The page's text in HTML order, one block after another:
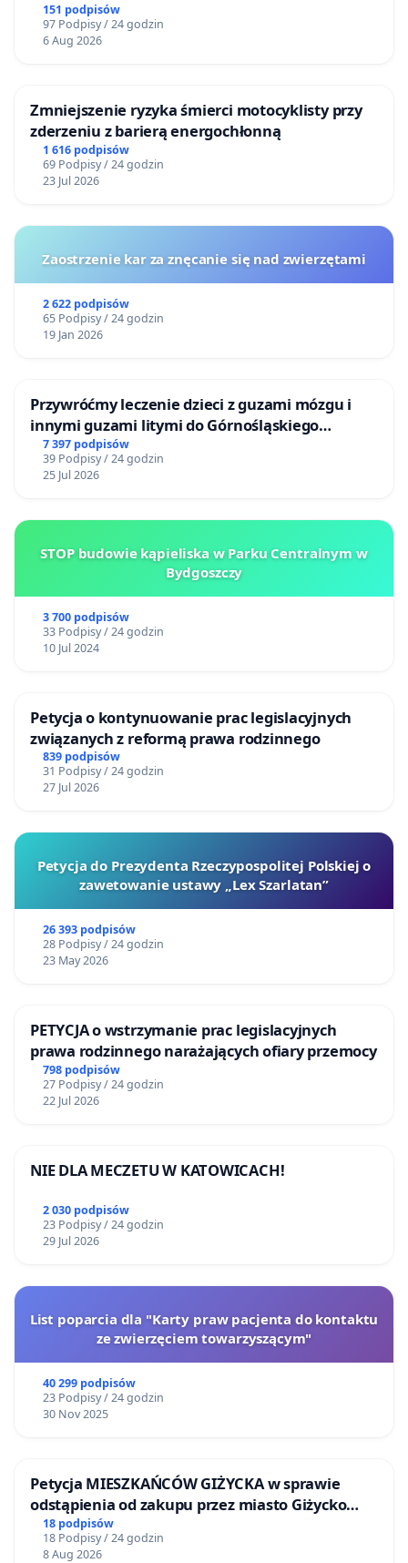
151 podpisów
97 Podpisy / 24 godzin
6 Aug 2026
Zmniejszenie ryzyka śmierci motocyklisty przy
zderzeniu z barierą energochłonną
1 616 podpisów
69 Podpisy / 24 godzin
23 Jul 2026
Zaostrzenie kar za znęcanie się nad zwierzętami
2 622 podpisów
65 Podpisy / 24 godzin
19 Jan 2026
Przywróćmy leczenie dzieci z guzami mózgu i
innymi guzami litymi do Górnośląskiego
Centrum Zdrowia Dziecka w Katowicach
7 397 podpisów
39 Podpisy / 24 godzin
25 Jul 2026
STOP budowie kąpieliska w Parku Centralnym w
Bydgoszczy
3 700 podpisów
33 Podpisy / 24 godzin
10 Jul 2024
Petycja o kontynuowanie prac legislacyjnych
związanych z reformą prawa rodzinnego
839 podpisów
31 Podpisy / 24 godzin
27 Jul 2026
Petycja do Prezydenta Rzeczypospolitej Polskiej o
zawetowanie ustawy „Lex Szarlatan”
26 393 podpisów
28 Podpisy / 24 godzin
23 May 2026
PETYCJA o wstrzymanie prac legislacyjnych
prawa rodzinnego narażających ofiary przemocy
798 podpisów
27 Podpisy / 24 godzin
22 Jul 2026
NIE DLA MECZETU W KATOWICACH!
2 030 podpisów
23 Podpisy / 24 godzin
29 Jul 2026
List poparcia dla "Karty praw pacjenta do kontaktu
ze zwierzęciem towarzyszącym"
40 299 podpisów
23 Podpisy / 24 godzin
30 Nov 2025
Petycja MIESZKAŃCÓW GIŻYCKA w sprawie
odstąpienia od zakupu przez miasto Giżycko
nieruchomości położonej nad jeziorem Niegocin
18 podpisów
18 Podpisy / 24 godzin
8 Aug 2026